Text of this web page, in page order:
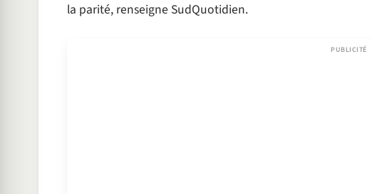
la parité, renseigne SudQuotidien.